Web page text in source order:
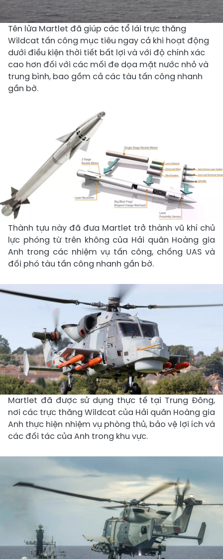
Tên lửa Martlet đã giúp các tổ lái trực thăng
Wildcat tấn công mục tiêu ngay cả khi hoạt động
dưới điều kiện thời tiết bất lợi và với độ chính xác
cao hơn đối với các mối đe dọa mặt nước nhỏ và
trung bình, bao gồm cả các tàu tấn công nhanh
gần bờ.
Thành tựu này đã đưa Martlet trở thành vũ khí chủ
lực phóng từ trên không của Hải quân Hoàng gia
Anh trong các nhiệm vụ tấn công, chống UAS và
đối phó tàu tấn công nhanh gần bờ.
Martlet đã được sử dụng thực tế tại Trung Đông,
nơi các trực thăng Wildcat của Hải quân Hoàng gia
Anh thực hiện nhiệm vụ phòng thủ, bảo vệ lợi ích và
các đối tác của Anh trong khu vực.